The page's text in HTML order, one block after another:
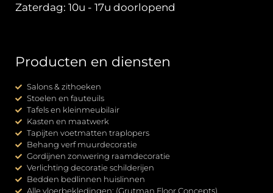
Zaterdag: 10u - 17u doorlopend
Producten en diensten
Salons & zithoeken
Stoelen en fauteuils
Tafels en kleinmeubilair
Kasten en maatwerk
Tapijten voetmatten traplopers
Behang verf muurdecoratie
Gordijnen zonwering raamdecoratie
Verlichting decoratie schilderijen
Bedden bedlinnen huislinnen
Alle vloerbekledingen: (Grutman Floor Concepts)